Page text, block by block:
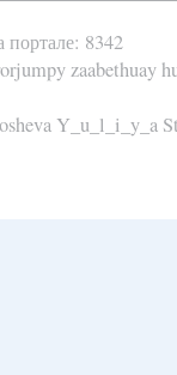
портале: 8342
zaabethuay
Y_u_l_i_y_a